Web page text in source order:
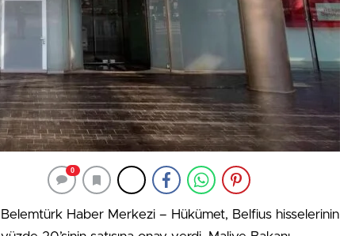
0
Belemtürk Haber Merkezi – Hükümet, Belfius hisselerinin